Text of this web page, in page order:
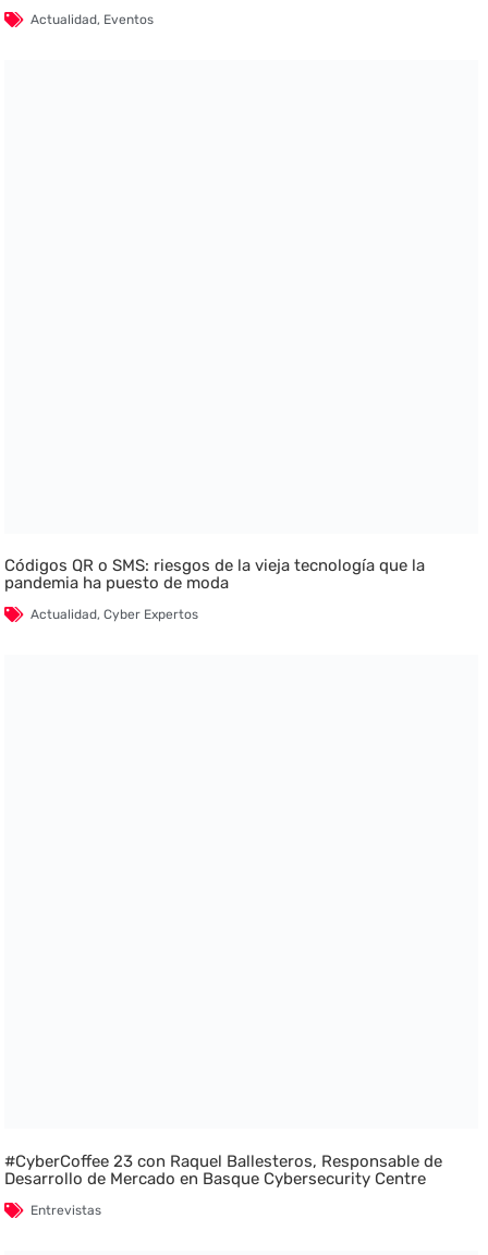
Actualidad, Eventos
Códigos QR o SMS: riesgos de la vieja tecnología que la
pandemia ha puesto de moda
Actualidad,Cyber Expertos
#CyberCoffee 23 con Raquel Ballesteros, Responsable de
Desarrollo de Mercado en Basque Cybersecurity Centre
Entrevistas